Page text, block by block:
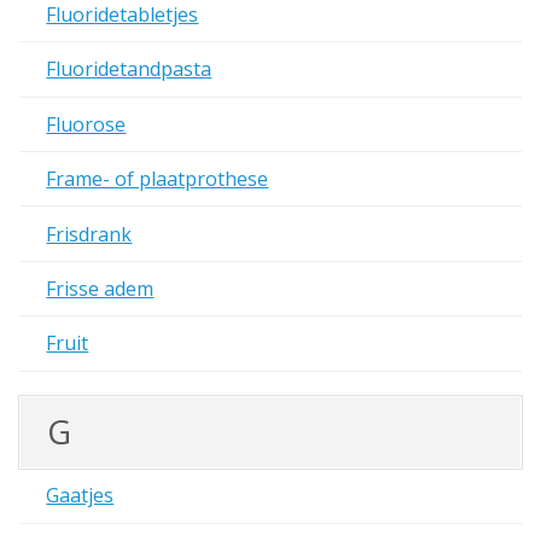
Fluoridetabletjes
Fluoridetandpasta
Fluorose
Frame- of plaatprothese
Frisdrank
Frisse adem
Fruit
G
Gaatjes